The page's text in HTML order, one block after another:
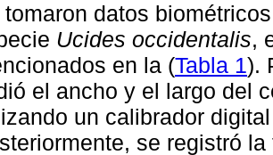
tomaron datos
Ucides occidentalis,
en la (Tabla 1).
el ancho y el largo del
un calibrador
se registró